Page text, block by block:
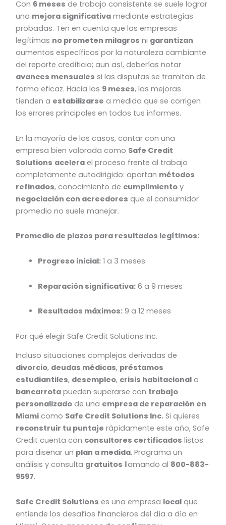
Con 6 meses de trabajo consistente se suele lograr
una mejora significativa mediante estrategias
probadas. Ten en cuenta que las empresas
legítimas no prometen milagros ni garantizan
aumentos específicos por la naturaleza cambiante
del reporte crediticio; aun así, deberías notar
avances mensuales si las disputas se tramitan de
forma eficaz. Hacia los 9 meses, las mejoras
tienden a estabilizarse a medida que se corrigen
los errores principales en todos tus informes.
En la mayoría de los casos, contar con una
empresa bien valorada como Safe Credit
Solutions acelera el proceso frente al trabajo
completamente autodirigido: aportan métodos
refinados, conocimiento de cumplimiento y
negociación con acreedores que el consumidor
promedio no suele manejar.
Promedio de plazos para resultados legítimos:
Progreso inicial: 1 a 3 meses
Reparación significativa: 6 a 9 meses
Resultados máximos: 9 a 12 meses
Por qué elegir Safe Credit Solutions Inc.
Incluso situaciones complejas derivadas de
divorcio, deudas médicas, préstamos
estudiantiles, desempleo, crisis habitacional o
bancarrota pueden superarse con trabajo
personalizado de una empresa de reparación en
Miami como Safe Credit Solutions Inc. Si quieres
reconstruir tu puntaje rápidamente este año, Safe
Credit cuenta con consultores certificados listos
para diseñar un plan a medida. Programa un
análisis y consulta gratuitos llamando al 800-883-
9597.
Safe Credit Solutions es una empresa local que
entiende los desafíos financieros del día a día en